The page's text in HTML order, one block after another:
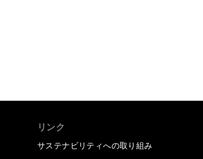
リンク
サステナビリティへの取り組み